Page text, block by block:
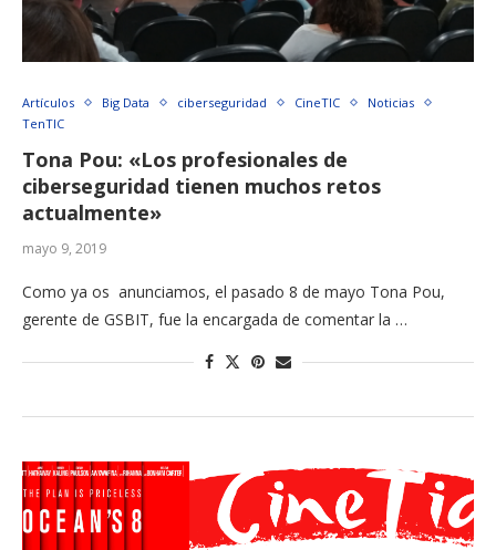
Artículos Big Data ciberseguridad CineTIC
Noticias
TenTIC
Tona Pou: «Los profesionales de
ciberseguridad tienen muchos retos
actualmente»
mayo 9, 2019
Como ya os anunciamos, el pasado 8 de mayo Tona Pou,
gerente de GSBIT, fue la encargada de comentar la …